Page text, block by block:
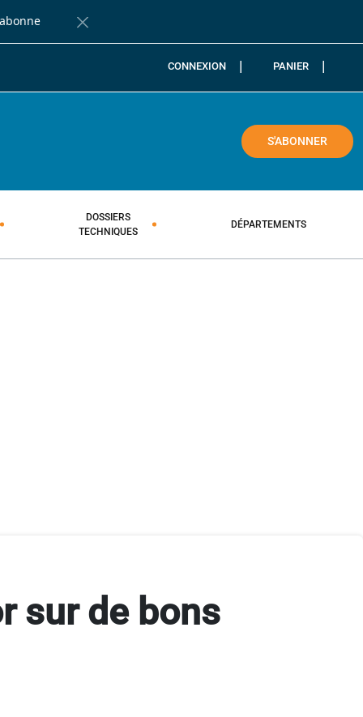
Fermer la barre de notification
CONNEXION PANIER
S'ABONNER
DOSSIERS
TECHNIQUES
DÉPARTEMENTS
sur de bons